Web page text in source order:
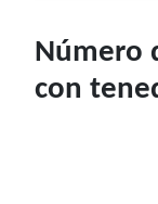
Número
con